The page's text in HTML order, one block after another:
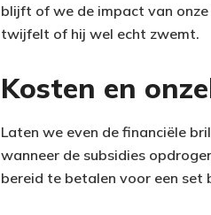
blijft of we de impact van
twijfelt of hij wel echt zwemt.
Kosten en
Laten we even de financiële
wanneer de subsidies
bereid te betalen voor een set